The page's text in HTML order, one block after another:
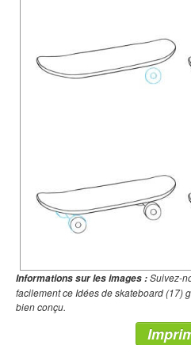
Informations sur les images :Suivez-
facilement ce Idées de skateboard (17)
bien conçu.